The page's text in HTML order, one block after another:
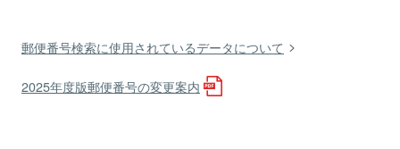
郵便番号検索に使用されているデータについて
2025年度版郵便番号の変更案内